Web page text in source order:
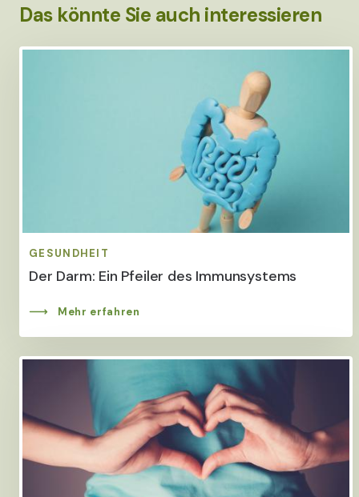
Das könnte Sie auch interessieren
GESUNDHEIT
Der Darm: Ein Pfeiler des Immunsystems
Mehr erfahren